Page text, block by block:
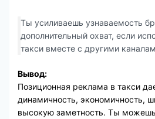
Ты усиливаешь узнаваемость
дополнительный охват, если
такси вместе с другими
Вывод:
Позиционная реклама в такси
динамичность, экономичность,
высокую заметность. Ты можешь